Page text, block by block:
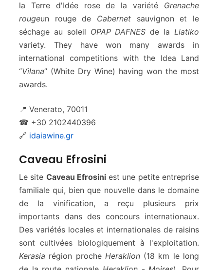
la Terre d'Idée rose de la variété Grenache
rougeun rouge de Cabernet sauvignon et le
séchage au soleil OPAP DAFNES de laLiatiko
variety. They have won many awards in
international competitions with the Idea Land
“Vilana” (White Dry Wine) having won the most
awards.
📍 Venerato, 70011
☎ +30 2102440396
🔗 idaiawine.gr
Caveau Efrosini
Le site Caveau Efrosiniest une petite entreprise
familiale qui, bien que nouvelle dans le domaine
de la vinification, a reçu plusieurs prix
importants dans des concours internationaux.
Des variétés locales et internationales de raisins
sont cultivées biologiquement à l'exploitation.
Kerasia région proche Heraklion(18 km le long